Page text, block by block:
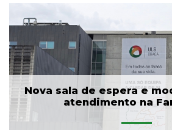
Nova sala de espera e
atendimento na